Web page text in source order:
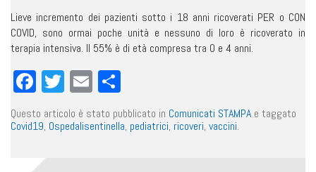
Lieve incremento dei pazienti sotto i 18 anni ricoverati PER o CON
COVID, sono ormai poche unità e nessuno di loro è ricoverato in
terapia intensiva. Il 55% è di età compresa tra 0 e 4 anni.
Facebook
Twitter
Email
Questo articolo è stato pubblicato in Comunicati STAMPAe taggato
Covid19, Ospedalisentinella, pediatrici, ricoveri, vaccini.